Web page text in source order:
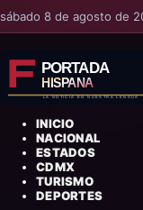
sábado 8 de agosto de
INICIO
NACIONAL
ESTADOS
CDMX
TURISMO
DEPORTES